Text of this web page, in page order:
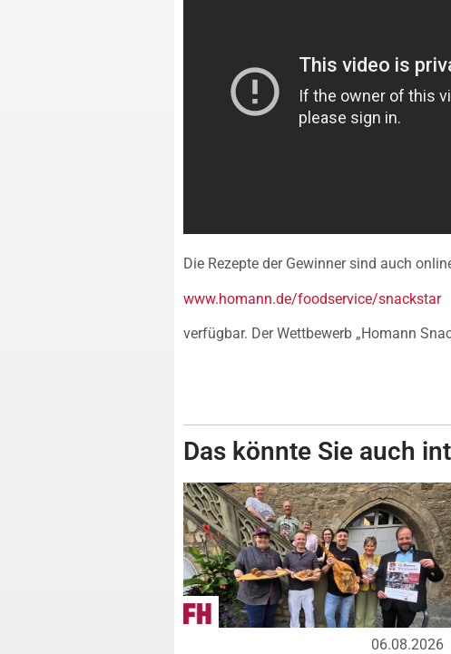
Die Rezepte der Gewinner sind auch
www.homann.de/foodservice/snackstar
verfügbar. Der Wettbewerb „Homann
Das könnte Sie auch
06.08.2026